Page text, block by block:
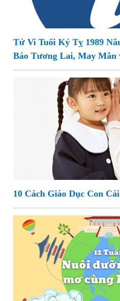
Tử Vi Tuổi Kỷ Tỵ 1989
Báo Tương Lai, May Mắn
10 Cách Giáo Dục Con